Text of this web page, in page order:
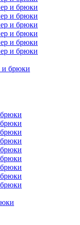
и брюки